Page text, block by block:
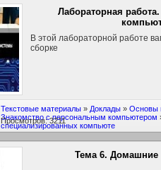
Лабораторная
В этой лабораторной работе
сборке
Текстовые материалы » Доклады » Основы
Знакомство с персональным компьютером
специализированных компьюте
Просмотров: 3211
Тема 6. Домашние